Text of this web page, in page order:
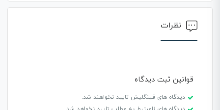
نظرات
قوانین ثبت دیدگاه
دیدگاه های فینگلیش تایید نخواهند شد.